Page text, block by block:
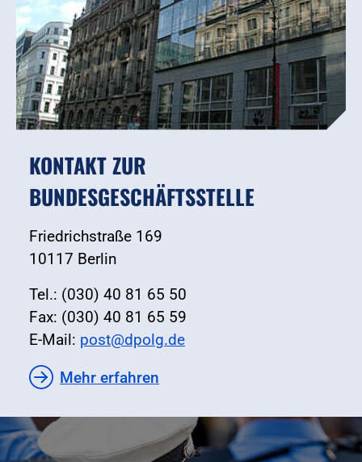
KONTAKT ZUR
BUNDESGESCHÄFTSSTELLE
Friedrichstraße 169
10117 Berlin
Tel.: (030) 40 81 65 50
Fax: (030) 40 81 65 59
E-Mail: post@dpolg.de
Mehr erfahren